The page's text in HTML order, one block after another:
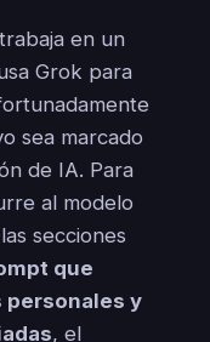
en un
Grok para
sea marcado
de IA. Para
al modelo
secciones
que
personales y
, el